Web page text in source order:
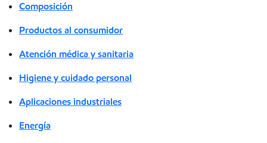
Composición
Productos al consumidor
Atención médica y sanitaria
Higiene y cuidado personal
Aplicaciones industriales
Energía